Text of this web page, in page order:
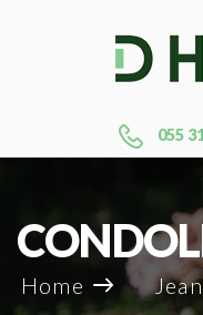
055
Home Jean